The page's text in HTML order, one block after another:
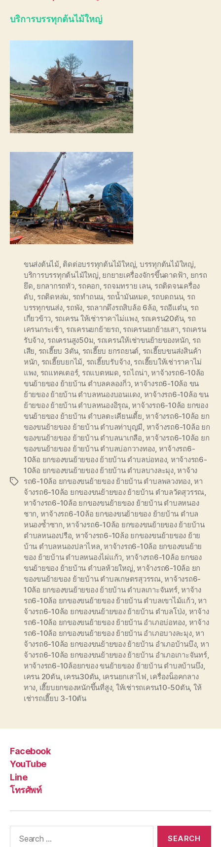
บริการบรรทุกต้นไม้ใหญ่
Tags
ขนส่งต้นไม้, ติดต่อบรรทุกต้นไม้ใหญ่, บรรทุกต้นไม้ใหญ่,
บริการบรรทุกต้นไม้ใหญ่, ยกยายเครื่องจักรขึ้นดาดฟ้า, ยกรถ
ยึด, ยกลากรถทัว, รถคอก, รถจมทราย เลน, รถติดจนเครื่อง
ดับ, รถติดหล่ม, รถทำถนน, รถน้ำมันหมด, รถบดถนน, รถ
บรรทุกขนส่ง, รถพัง, รถลากดึงรถสิบล้อ 6ล้อ, รถอีแต๋น, รถ
เกี่ยวข้าว, รถเครน ให้เช่าราคาไม่แพง, รถเครน20ตัน, รถ
เครนกระเช้า, รถเครนยกย้ายรถ, รถเครนยกย้ายเสา, รถเครน
รับจ้าง, รถเครนสูง50ม, รถเครนให้เช่าขนย้ายของหนัก, รถ
เสีย, รถเฮี๊ยบ 3ตัน, รถเฮี๊ยบ ยกรถยนต์, รถเฮี๊ยบขนส่งสินค้า
หนัก, รถเฮี๊ยบยกไม้, รถเฮี๊ยบรับจ้าง, รถเฮี๊ยบให้เช่าราคาไม่
แพง, รถแทคเตอร์, รถแบตหมด, รถไถน่า,หาจ้างรถ6-10ล้อ
ขนย้ายของ ย้ายบ้าน ตำบลคลองกิ่ว,หาจ้างรถ6-10ล้อ ขน
ย้ายของ ย้ายบ้าน ตำบลหนองบอนแดง, หาจ้างรถ6-10ล้อ ขน
ย้ายของ ย้ายบ้าน ตำบลหนองอิรุณ,หาจ้างรถ6-10ล้อ ยกของ
ขนย้ายของ ย้ายบ้าน ตำบลตะเคียนเตี้ย,หาจ้างรถ6-10ล้อ ยก
ของขนย้ายของ ย้ายบ้าน ตำบลท่าบุญมี, หาจ้างรถ6-10ล้อ ยก
ของขนย้ายของ ย้ายบ้าน ตำบลนาเกลือ,หาจ้างรถ6-10ล้อ ยก
ของขนย้ายของ ย้ายบ้าน ตำบลบ่อกวางทอง, หาจ้างรถ6-
10ล้อ ยกของขนย้ายของ ย้ายบ้าน ตำบลบ่อทอง, หาจ้างรถ6-
10ล้อ ยกของขนย้ายของ ย้ายบ้าน ตำบลบางละมุง,หาจ้าง
รถ6-10ล้อ ยกของขนย้ายของ ย้ายบ้าน ตำบลพลวงทอง,หา
จ้างรถ6-10ล้อ ยกของขนย้ายของ ย้ายบ้าน ตำบลวัดสุวรรณ,
หาจ้างรถ6-10ล้อ ยกของขนย้ายของ ย้ายบ้าน ตำบลหนอง
ชาก, หาจ้างรถ6-10ล้อ ยกของขนย้ายของ ย้ายบ้าน ตำบล
หนองซ้ำซาก,หาจ้างรถ6-10ล้อ ยกของขนย้ายของ ย้ายบ้าน
ตำบลหนองปรือ, หาจ้างรถ6-10ล้อ ยกของขนย้ายของ ย้าย
บ้าน ตำบลหนองปลาไหล,หาจ้างรถ6-10ล้อ ยกของขนย้าย
ของ ย้ายบ้าน ตำบลหนองไผ่แก้ว, หาจ้างรถ6-10ล้อ ยกของ
ขนย้ายของ ย้ายบ้าน ตำบลห้วยใหญ่,หาจ้างรถ6-10ล้อ ยก
ของขนย้ายของ ย้ายบ้าน ตำบลเกษตรสุวรรณ,หาจ้างรถ6-
10ล้อ ยกของขนย้ายของ ย้ายบ้าน ตำบลเกาะจันทร์,หาจ้าง
รถ6-10ล้อ ยกของขนย้ายของ ย้ายบ้าน ตำบลเขาไม้แก้ว,หา
จ้างรถ6-10ล้อ ยกของขนย้ายของ ย้ายบ้าน ตำบลโป่ง, หาจ้าง
รถ6-10ล้อ ยกของขนย้ายของ ย้ายบ้าน อำเภอบ่อทอง, หาจ้าง
รถ6-10ล้อ ยกของขนย้ายของ ย้ายบ้าน อำเภอบางละมุง,หา
จ้างรถ6-10ล้อ ยกของขนย้ายของ ย้ายบ้าน อำเภอบ้านบึง, หา
จ้างรถ6-10ล้อ ยกของขนย้ายของ ย้ายบ้าน อำเภอเกาะจันทร์,
หาจ้างรถ6-10ล้อยกของ ขนย้ายของ ย้ายบ้าน ตำบลบ้านบึง,
เครน 20ตัน, เครน30ตัน, เครนยกเสาไฟ, เครื่องน็อคกลาง
ทาง, เฮี๊ยบยกของหนักขึ้นที่สูง, ให้เช่ารถเครน10-50ตัน, ให้
เช่ารถเฮี๊ยบ 3-10ตัน
Facebook
YouTube
Line
โทรศัพท์